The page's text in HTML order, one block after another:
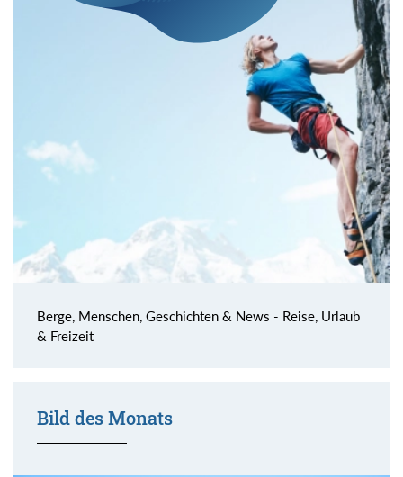
Berge, Menschen, Geschichten & News - Reise, Urlaub
& Freizeit
Bild des Monats